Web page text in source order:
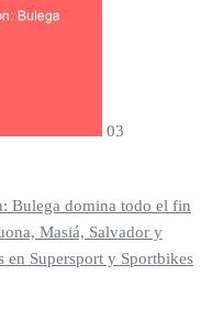
03
Bulega domina todo el fin
Masiá, Salvador y
en Supersport y Sportbikes